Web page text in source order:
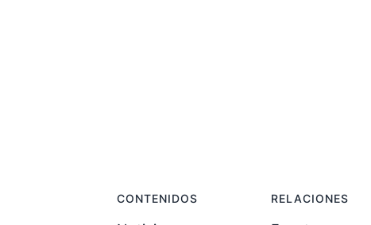
CONTENIDOS RELACIONES